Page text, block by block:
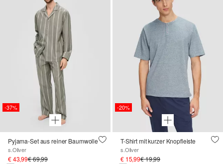
-37%
Pyjama-Set aus reiner Baumwolle
s.Oliver
€ 43,99€ 69,99
-20%
T-Shirt mit kurzer Knopfleiste
s.Oliver
€ 15,99€ 19,99